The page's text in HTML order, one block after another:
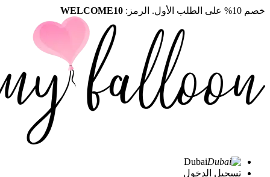
خصم 10% على الطلب الأول. الرمز: WELCOME10
Dubai
تسجيل الدخول